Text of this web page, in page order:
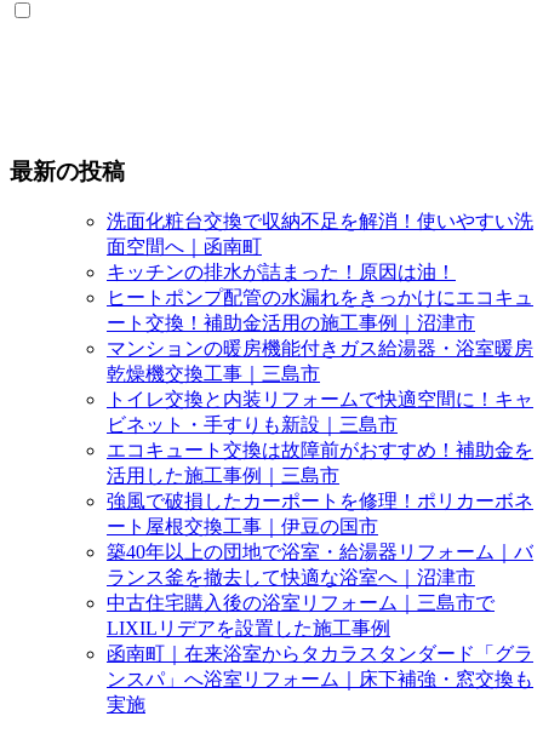
最新の投稿
洗面化粧台交換で収納不足を解消！使いやすい洗
面空間へ｜函南町
キッチンの排水が詰まった！原因は油！
ヒートポンプ配管の水漏れをきっかけにエコキュ
ート交換！補助金活用の施工事例｜沼津市
マンションの暖房機能付きガス給湯器・浴室暖房
乾燥機交換工事｜三島市
トイレ交換と内装リフォームで快適空間に！キャ
ビネット・手すりも新設｜三島市
エコキュート交換は故障前がおすすめ！補助金を
活用した施工事例｜三島市
強風で破損したカーポートを修理！ポリカーボネ
ート屋根交換工事｜伊豆の国市
築40年以上の団地で浴室・給湯器リフォーム｜バ
ランス釜を撤去して快適な浴室へ｜沼津市
中古住宅購入後の浴室リフォーム｜三島市で
LIXILリデアを設置した施工事例
函南町｜在来浴室からタカラスタンダード「グラ
ンスパ」へ浴室リフォーム｜床下補強・窓交換も
実施